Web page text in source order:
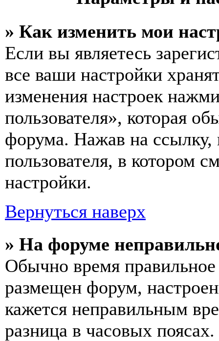
» Как изменить мои
Если вы являетесь
все ваши настройки
изменения настроек
пользователя», которая
форума. Нажав на ссылку,
пользователя, в котором
настройки.
Вернуться наверх
» На форуме
Обычно время
размещен форум,
кажется неправильным
разница в часовых